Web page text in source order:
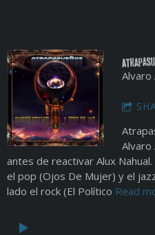
Alvaro
Alvaro
antes de reactivar Alux
el pop (Ojos De Mujer) y el
lado el rock (El Político Read